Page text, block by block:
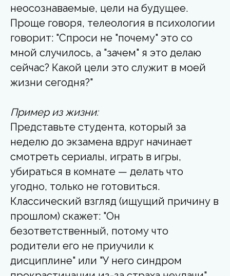
неосознаваемые, цели на будущее.
Проще говоря, телеология в психологии
говорит: "Спроси не "почему" это со
мной случилось, а "зачем" я это делаю
сейчас? Какой цели это служит в моей
жизни сегодня?"
Пример из жизни:
Представьте студента, который за
неделю до экзамена вдруг начинает
смотреть сериалы, играть в игры,
убираться в комнате — делать что
угодно, только не готовиться.
Классический взгляд (ищущий причину в
прошлом) скажет: "Он
безответственный, потому что
родители его не приучили к
дисциплине" или "У него синдром